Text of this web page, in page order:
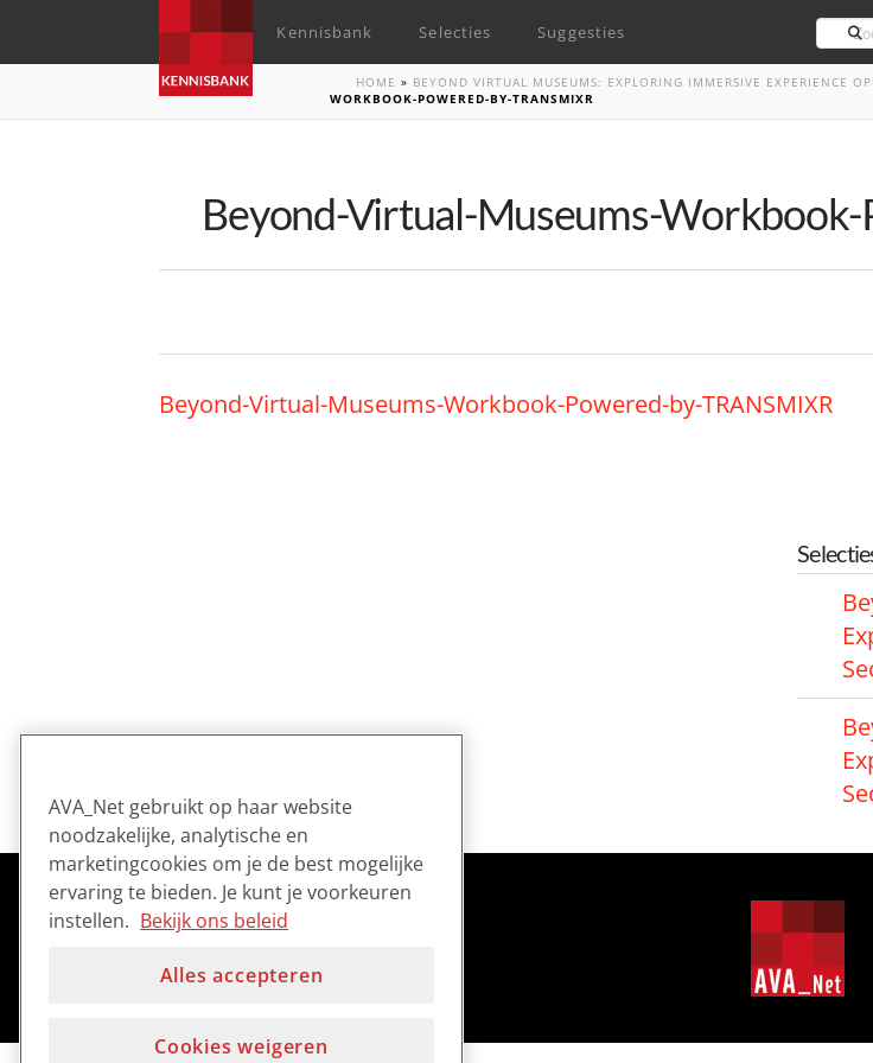
Kennisbank Selecties Suggesties
HOME » BEYOND VIRTUAL MUSEUMS: EXPLORING IMMERSIVE EXPERIENCE
WORKBOOK-POWERED-BY-TRANSMIXR
Beyond-Virtual-Museums-
Beyond-Virtual-Museums-Workbook-Powered-by-TRANSMIXR
AVA_Net gebruikt op haar website
noodzakelijke, analytische en
marketingcookies om je de best mogelijke
ervaring te bieden. Je kunt je voorkeuren
instellen. Bekijk ons beleid
Alles accepteren
Cookies weigeren